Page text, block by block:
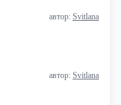
автор: Svitlana
автор: Svitlana